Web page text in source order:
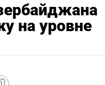
на уровне